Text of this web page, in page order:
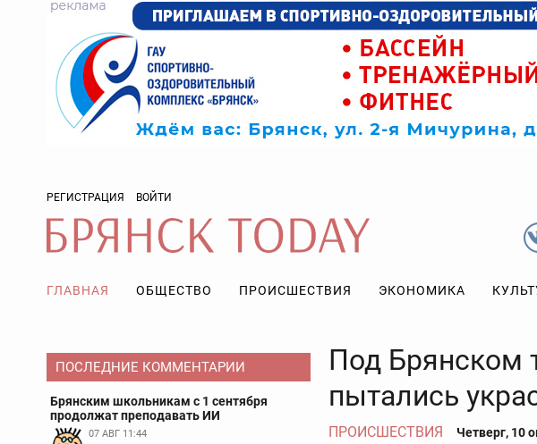
РЕГИСТРАЦИЯ ВОЙТИ
ГЛАВНАЯ ОБЩЕСТВО ПРОИСШЕСТВИЯ ЭКОНОМИКА
ПОСЛЕДНИЕ КОММЕНТАРИИ
Брянским школьникам с 1 сентября
продолжат преподавать ИИ
07 АВГ 11:44
Под Брянском
пытались
ПРОИСШЕСТВИЯ Четверг, 10